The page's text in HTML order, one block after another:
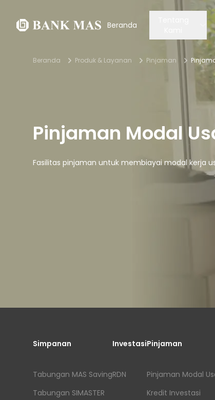
Beranda
Beranda Produk & Layanan Pinjaman
Pinjaman Modal
Fasilitas pinjaman untuk membiayai modal kerja
Simpanan
Tabungan MAS Saving
Tabungan SIMASTER
Investasi
RDN
Pinjaman
Pinjaman Modal
Kredit Investasi